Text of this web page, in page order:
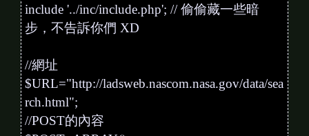
include '../inc/include.php'; // 偷偷藏一些暗
步，不告訴你們 XD
//網址
$URL="http://ladsweb.nascom.nasa.gov/data/sea
rch.html";
//POST的內容